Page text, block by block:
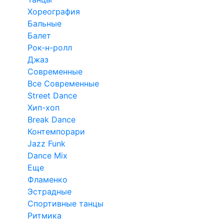
Хореография
Бальные
Балет
Рок-н-ролл
Джаз
Современные
Все Современные
Street Dance
Хип-хоп
Break Dance
Контемпорари
Jazz Funk
Dance Mix
Еще
Фламенко
Эстрадные
Спортивные танцы
Ритмика